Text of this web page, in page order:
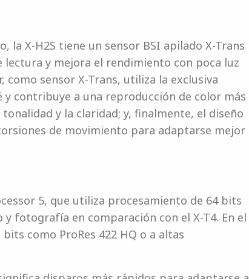
la X-H2S tiene un sensor BSI apilado X-Trans
lectura y mejora el rendimiento con poca luz
sensor X-Trans, utiliza la exclusiva
contribuye a una reproducción de color más
y la claridad; y, finalmente, el diseño
de movimiento para adaptarse mejor
5, que utiliza procesamiento de 64 bits
fotografía en comparación con el X-T4. En el
como ProRes 422 HQ o a altas